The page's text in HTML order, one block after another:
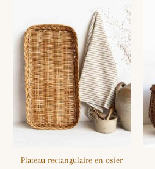
Plateau rectangulaire en osier